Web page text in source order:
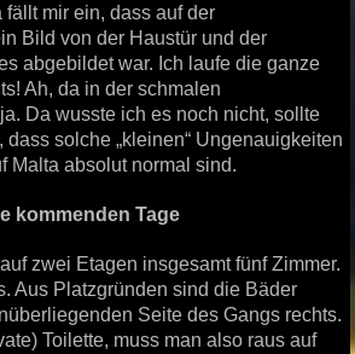
fällt mir ein, dass auf der
Bild von der Haustür und der
abgebildet war. Ich laufe die ganze
Ah, da in der schmalen
Da wusste ich es noch nicht, sollte
solche „kleinen“ Ungenauigkeiten
Malta absolut normal sind.
kommenden Tage
zwei Etagen insgesamt fünf Zimmer.
Aus Platzgründen sind die Bäder
Seite des Gangs rechts.
Toilette, muss man also raus auf